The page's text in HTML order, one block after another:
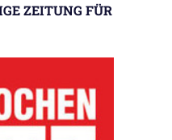
ZEITUNG FÜR